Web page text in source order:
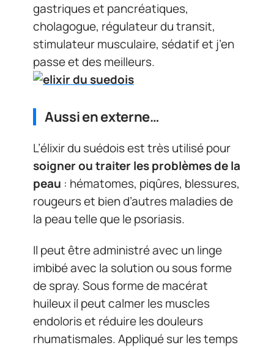
gastriques et pancréatiques,
cholagogue, régulateur du transit,
stimulateur musculaire, sédatif et j’en
passe et des meilleurs.
Aussi en externe…
L’élixir du suédois est très utilisé pour
soigner ou traiter les problèmes de la
peau : hématomes, piqûres, blessures,
rougeurs et bien d’autres maladies de
la peau telle que le psoriasis.
Il peut être administré avec un linge
imbibé avec la solution ou sous forme
de spray. Sous forme de macérat
huileux il peut calmer les muscles
endoloris et réduire les douleurs
rhumatismales. Appliqué sur les temps